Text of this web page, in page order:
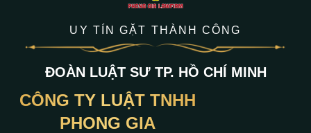
UY TÍN GẶT THÀNH CÔNG
ĐOÀN LUẬT SƯ TP. HỒ CHÍ MINH
CÔNG TY LUẬT TNHH
PHONG GIA